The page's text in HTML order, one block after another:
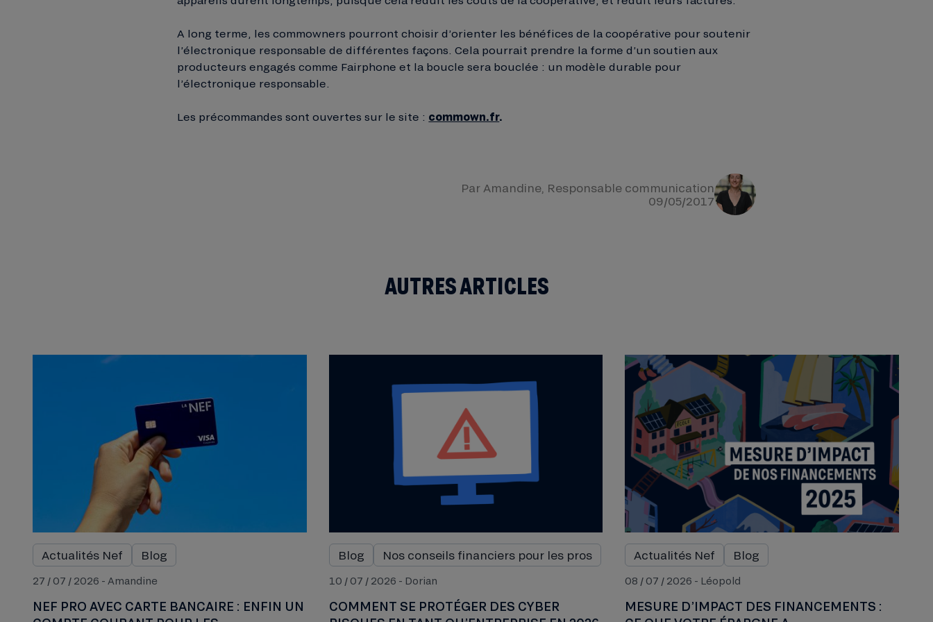
A long terme, les commowners pourront choisir d’orienter les bénéfices de la coopérative pour soutenir
l’électronique responsable de différentes façons. Cela pourrait prendre la forme d’un soutien aux
producteurs engagés comme Fairphone et la boucle sera bouclée : un modèle durable pour
l’électronique responsable.
Les précommandes sont ouvertes sur le site : commown.fr.
Par Amandine, Responsable communication
09/05/2017
AUTRES ARTICLES
Actualités Nef Blog
27 / 07 / 2026 - Amandine
NEF PRO AVEC CARTE BANCAIRE : ENFIN UN
Blog Nos conseils financiers pour les pros
10 / 07 / 2026 - Dorian
COMMENT SE PROTÉGER DES CYBER
Actualités Nef Blog
08 / 07 / 2026 - Léopold
MESURE D’IMPACT DES FINANCEMENTS :